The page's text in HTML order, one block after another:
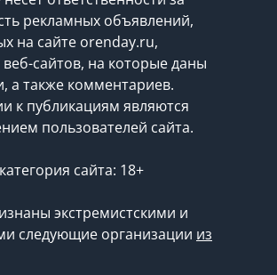
рекламных объявлений,
на сайте orenday.ru,
сайтов, на которые даны
а также комментариев.
к публикациям являются
пользователей сайта.
сайта: 18+
экстремистскими и
следующие организации из